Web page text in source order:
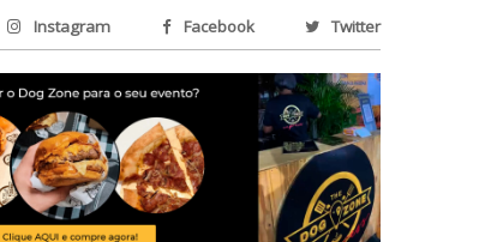
Instagram Facebook Twitter